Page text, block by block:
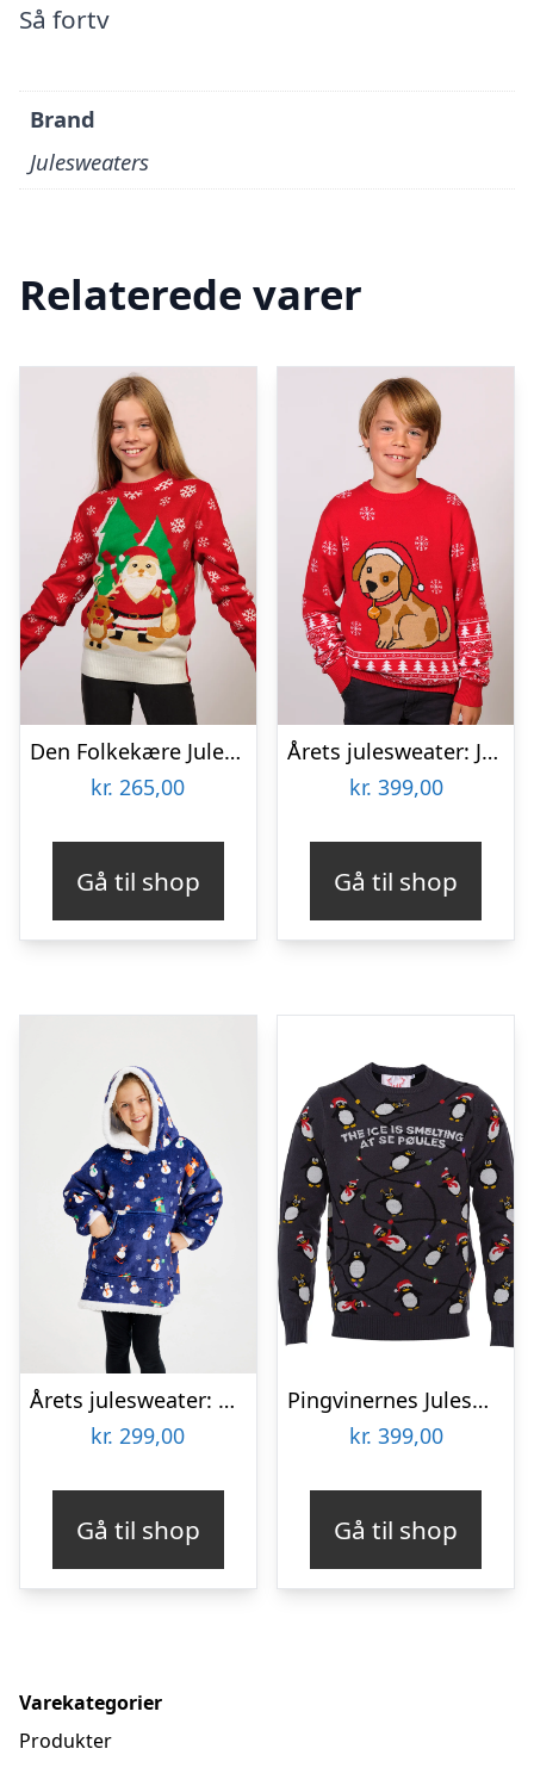
Så fortv
Brand
Julesweaters
Relaterede varer
Den Folkekære Julesweater – Børn.
kr. 265,00
Gå til shop
Årets julesweater: Julemandens Lille Hjælper – Børn. Ugly Christmas Sweater lavet i Danmark
kr. 399,00
Gå til shop
Årets julesweater: Snemand Dreamhoodie Blå – Børn. Ugly Christmas Sweater lavet i Danmark
kr. 299,00
Gå til shop
Pingvinernes Julesweater LED – Børn
kr. 399,00
Gå til shop
Varekategorier
Produkter